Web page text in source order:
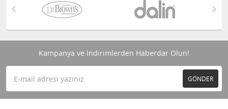
Kampanya ve İndirimlerden Haberdar Olun!
GÖNDER